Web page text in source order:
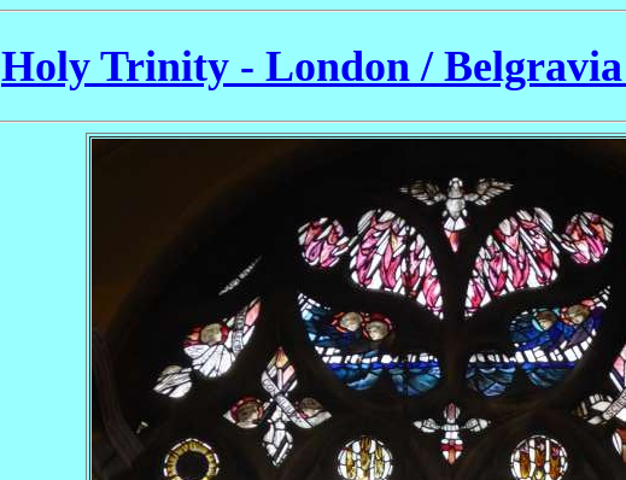
Holy Trinity - London / Belgravia